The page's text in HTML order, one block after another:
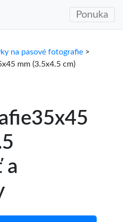
Ponuka
na pasové fotografie >
mm (3.5x4.5 cm)
a